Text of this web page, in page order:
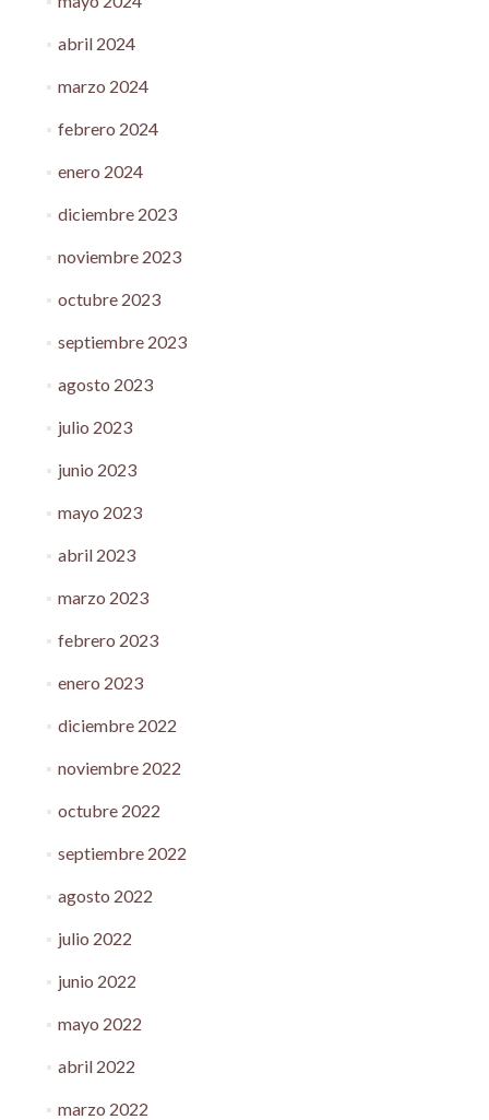
abril 2024
marzo 2024
febrero 2024
enero 2024
diciembre 2023
noviembre 2023
octubre 2023
septiembre 2023
agosto 2023
julio 2023
junio 2023
mayo 2023
abril 2023
marzo 2023
febrero 2023
enero 2023
diciembre 2022
noviembre 2022
octubre 2022
septiembre 2022
agosto 2022
julio 2022
junio 2022
mayo 2022
abril 2022
marzo 2022